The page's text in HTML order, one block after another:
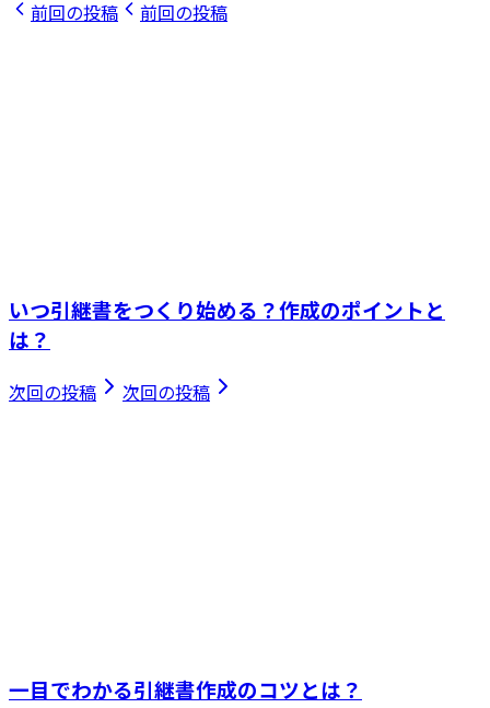
前回の投稿
前回の投稿
いつ引継書をつくり始める？作成のポイントと
は？
次回の投稿 次回の投稿
一目でわかる引継書作成のコツとは？